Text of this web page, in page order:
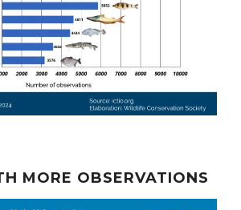
MORE OBSERVATIONS